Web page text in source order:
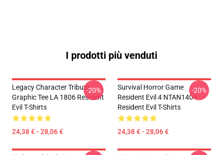
I prodotti più venduti
Legacy Character Tribute
Graphic Tee LA 1806 Resident
Evil T-Shirts
24,38 € - 28,06 €
-20%
Survival Horror Game
Resident Evil 4 NTAN1404
Resident Evil T-Shirts
24,38 € - 28,06 €
-20%